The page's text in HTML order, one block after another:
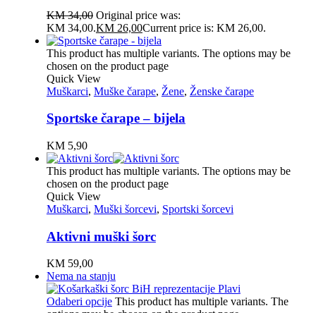
KM34,00 Original price was:
KM 34,00.KM26,00Current price is: KM 26,00.
This product has multiple variants. The options may be
chosen on the product page
Quick View
Muškarci, Muške čarape, Žene, Ženske čarape
Sportske čarape – bijela
KM5,90
This product has multiple variants. The options may be
chosen on the product page
Quick View
Muškarci, Muški šorcevi, Sportski šorcevi
Aktivni muški šorc
KM59,00
Nema na stanju
Odaberi opcije This product has multiple variants. The